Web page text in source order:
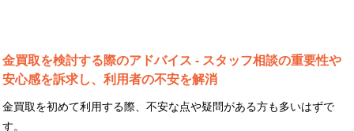
金買取を検討する際のアドバイス - スタッフ相談の重要性や
安心感を訴求し、利用者の不安を解消
金買取を初めて利用する際、不安な点や疑問がある方も多いはずで
す。